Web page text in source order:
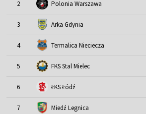
2 Polonia Warszawa
3 Arka Gdynia
4 Termalica Nieciecza
5 FKS Stal Mielec
6 ŁKS Łódź
7 Miedź Legnica